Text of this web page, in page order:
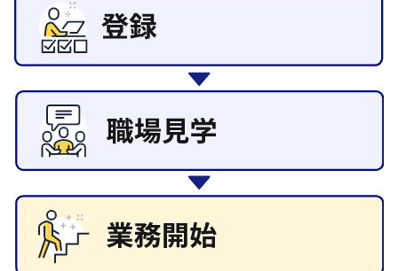
安芸高田市
安芸太田町
安芸郡
日給10000円以上